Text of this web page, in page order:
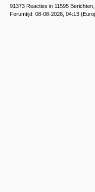
91373 Reacties in 11595
Forumtijd: 08-08-2026, 04:13